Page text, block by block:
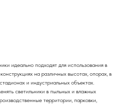
идеально подходят для использования в
на различных высотах, опорах, в
и индустриальных объектах.
светильники в пыльных и влажных
территории, парковки,